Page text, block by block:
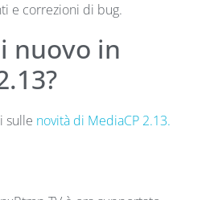
e correzioni di bug.
nuovo in
sulle novità di MediaCP 2.13.